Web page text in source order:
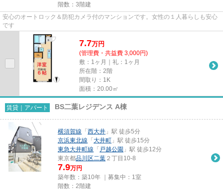
階数：3階建
安心のオートロック＆防犯カメラ付のマンションです。女性の１人暮らしも安心
です
7.7万円
(管理費・共益費 3,000円)
敷：1ヶ月｜礼：1ヶ月
所在階：2階
間取り：1K
面積：20.00㎡
賃貸｜アパート BS二葉レジデンス A棟
横須賀線 「 西大井 」駅 徒歩5分
京浜東北線 「 大井町 」駅 徒歩15分
東急大井町線 「 戸越公園 」駅 徒歩12分
東京都品川区二葉 ２丁目10-8
7.9万円
築年数：築10年 ｜募集中： 1室
階数：2階建